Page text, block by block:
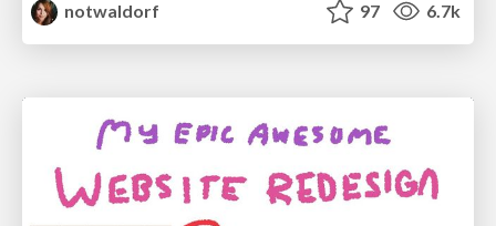
notwaldorf 97 6.7k